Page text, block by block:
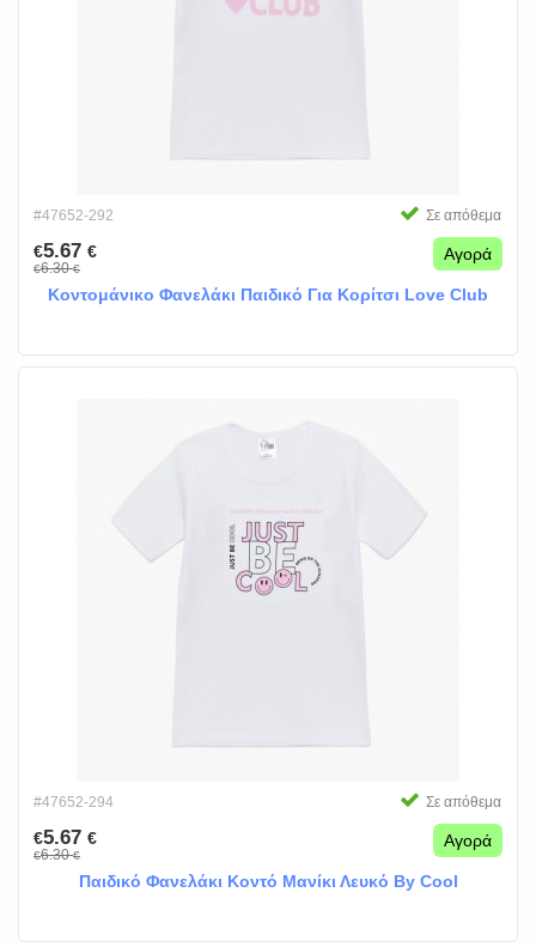
#47652-292 Σε απόθεμα
€5.67 €
€6.30€
Αγορά
Κοντομάνικο Φανελάκι Παιδικό Για Κορίτσι Love Club
#47652-294 Σε απόθεμα
€5.67 €
€6.30€
Αγορά
Παιδικό Φανελάκι Κοντό Μανίκι Λευκό By Cool